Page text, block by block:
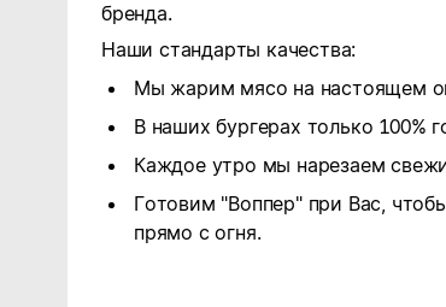
бренда.
Наши стандарты качества:
Мы жарим мясо на настоящем
В наших бургерах только 100%
Каждое утро мы нарезаем
Готовим "Воппер" при Вас,
прямо с огня.